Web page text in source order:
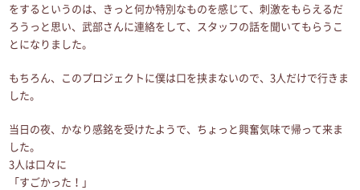
をするというのは、きっと何か特別なものを感じて、刺激をもらえるだ
ろうっと思い、武部さんに連絡をして、スタッフの話を聞いてもらうこ
とになりました。
もちろん、このプロジェクトに僕は口を挟まないので、3人だけで行きま
した。
当日の夜、かなり感銘を受けたようで、ちょっと興奮気味で帰って来ま
した。
3人は口々に
「すごかった！」